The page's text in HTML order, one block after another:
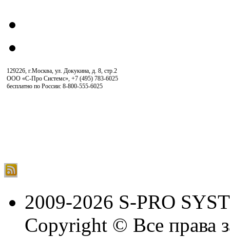
129226, г.Москва, ул. Докукина, д. 8, стр.2
ООО «С-Про Системс», +7 (495) 783-6025
бесплатно по России: 8-800-555-6025
2009-2026 S-PRO
Copyright © Все права